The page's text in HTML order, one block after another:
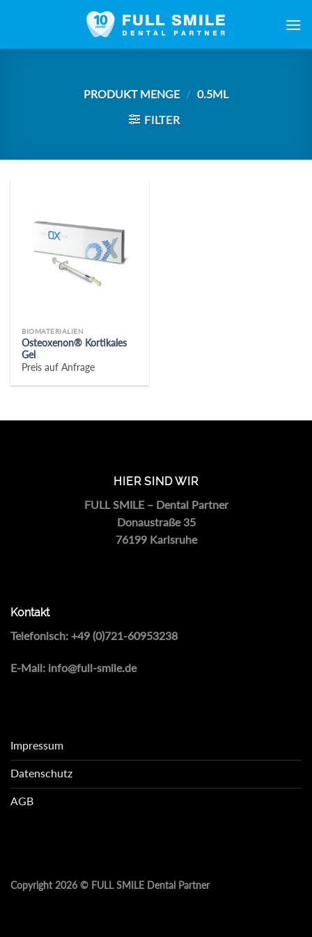
PRODUKT MENGE / 0.5ML
FILTER
BIOMATERIALIEN
Osteoxenon® Kortikales
Gel
Preis auf Anfrage
HIER SIND WIR
FULL SMILE – Dental Partner
Donaustraße 35
76199 Karlsruhe
Kontakt
Telefonisch: +49 (0)721-60953238
E-Mail: info@full-smile.de
Impressum
Datenschutz
AGB
Copyright 2026 © FULL SMILE Dental Partner